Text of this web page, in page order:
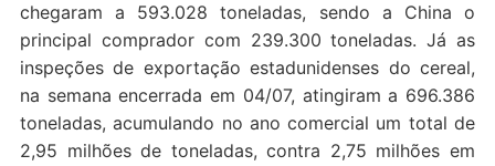
chegaram a 593.028 toneladas, sendo a China o
principal comprador com 239.300 toneladas. Já as
inspeções de exportação estadunidenses do cereal,
na semana encerrada em 04/07, atingiram a 696.386
toneladas, acumulando no ano comercial um total de
2,95 milhões de toneladas, contra 2,75 milhões em